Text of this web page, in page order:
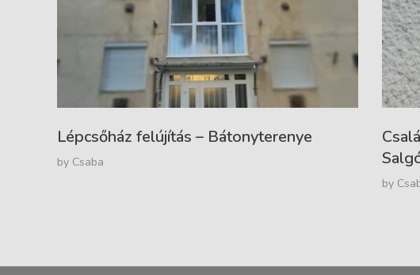
Lépcsőház felújítás – Bátonyterenye
by Csaba
by